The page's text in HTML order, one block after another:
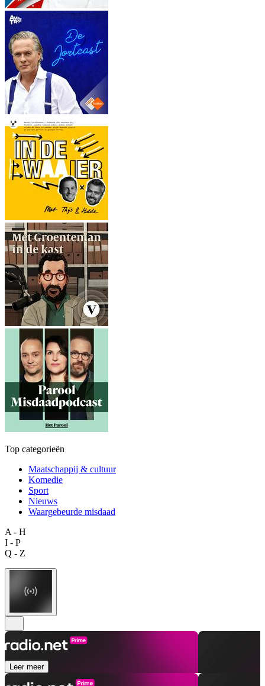
Top categorieën
Maatschappij & cultuur
Komedie
Sport
Nieuws
Waargebeurde misdaad
A - H
I - P
Q - Z
Leer meer